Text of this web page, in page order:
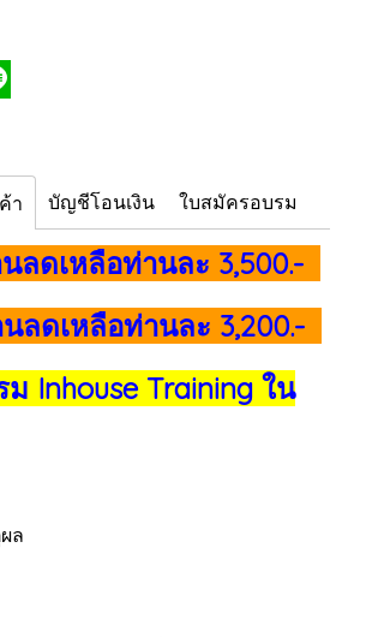
า บัญชีโอนเงิน ใบสมัครอบรม
ลดเหลือท่านละ 3,500.-
ลดเหลือท่านละ 3,200.-
ม Inhouse Training ใน
ล